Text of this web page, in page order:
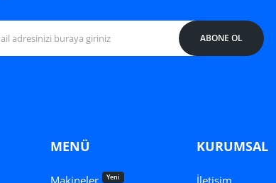
ABONE OL
MENÜ
Makineler Yeni
KURUMSAL
İletişim